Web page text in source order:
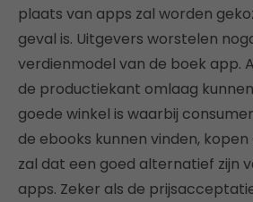
plaats van apps zal worden
geval is. Uitgevers worstelen
verdienmodel van de boek app.
de productiekant omlaag
goede winkel is waarbij
de ebooks kunnen vinden,
zal dat een goed alternatief zijn
apps. Zeker als de